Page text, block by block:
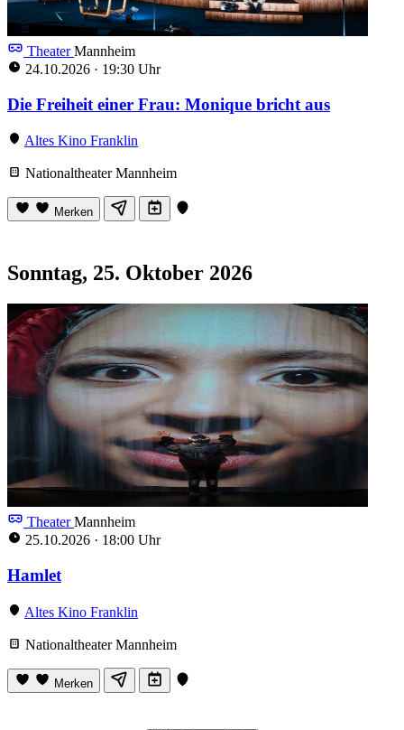
TheaterMannheim
24.10.2026 · 19:30 Uhr
Die Freiheit einer Frau: Monique bricht aus
Altes Kino Franklin
Nationaltheater Mannheim
Merken
Sonntag, 25. Oktober 2026
TheaterMannheim
25.10.2026 · 18:00 Uhr
Hamlet
Altes Kino Franklin
Nationaltheater Mannheim
Merken